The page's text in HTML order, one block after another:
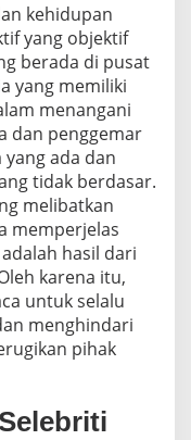
kehidupan
yang objektif
berada di pusat
yang memiliki
menangani
dan penggemar
ada dan
tidak berdasar.
melibatkan
memperjelas
hasil dari
karena itu,
untuk selalu
menghindari
pihak